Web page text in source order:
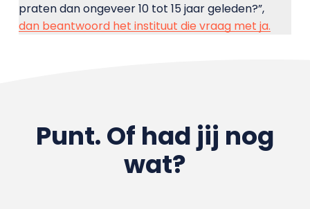
praten dan ongeveer 10 tot 15 jaar geleden?”,
dan beantwoord het instituut die vraag met ja.
Punt. Of had jij nog
wat?